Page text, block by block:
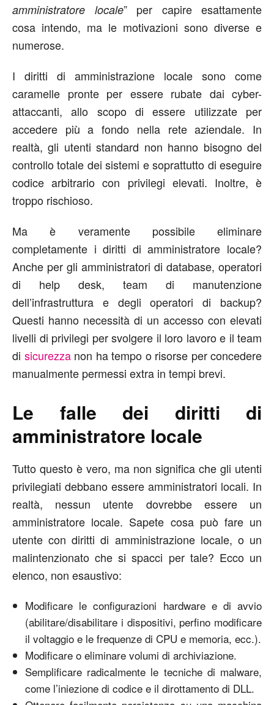
amministratore locale” per capire esattamente
cosa intendo, ma le motivazioni sono diverse e
numerose.
I diritti di amministrazione locale sono come
caramelle pronte per essere rubate dai cyber-
attaccanti, allo scopo di essere utilizzate per
accedere più a fondo nella rete aziendale. In
realtà, gli utenti standard non hanno bisogno del
controllo totale dei sistemi e soprattutto di eseguire
codice arbitrario con privilegi elevati. Inoltre, è
troppo rischioso.
Ma è veramente possibile eliminare
completamente i diritti di amministratore locale?
Anche per gli amministratori di database, operatori
di help desk, team di manutenzione
dell’infrastruttura e degli operatori di backup?
Questi hanno necessità di un accesso con elevati
livelli di privilegi per svolgere il loro lavoro e il team
di sicurezzanon ha tempo o risorse per concedere
manualmente permessi extra in tempi brevi.
Le falle dei diritti di
amministratore locale
Tutto questo è vero, ma non significa che gli utenti
privilegiati debbano essere amministratori locali. In
realtà, nessun utente dovrebbe essere un
amministratore locale. Sapete cosa può fare un
utente con diritti di amministrazione locale, o un
malintenzionato che si spacci per tale? Ecco un
elenco, non esaustivo:
Modificare le configurazioni hardware e di avvio
(abilitare/disabilitare i dispositivi, perfino modificare
il voltaggio e le frequenze di CPU e memoria, ecc.).
Modificare o eliminare volumi di archiviazione.
Semplificare radicalmente le tecniche di malware,
come l’iniezione di codice e il dirottamento di DLL.